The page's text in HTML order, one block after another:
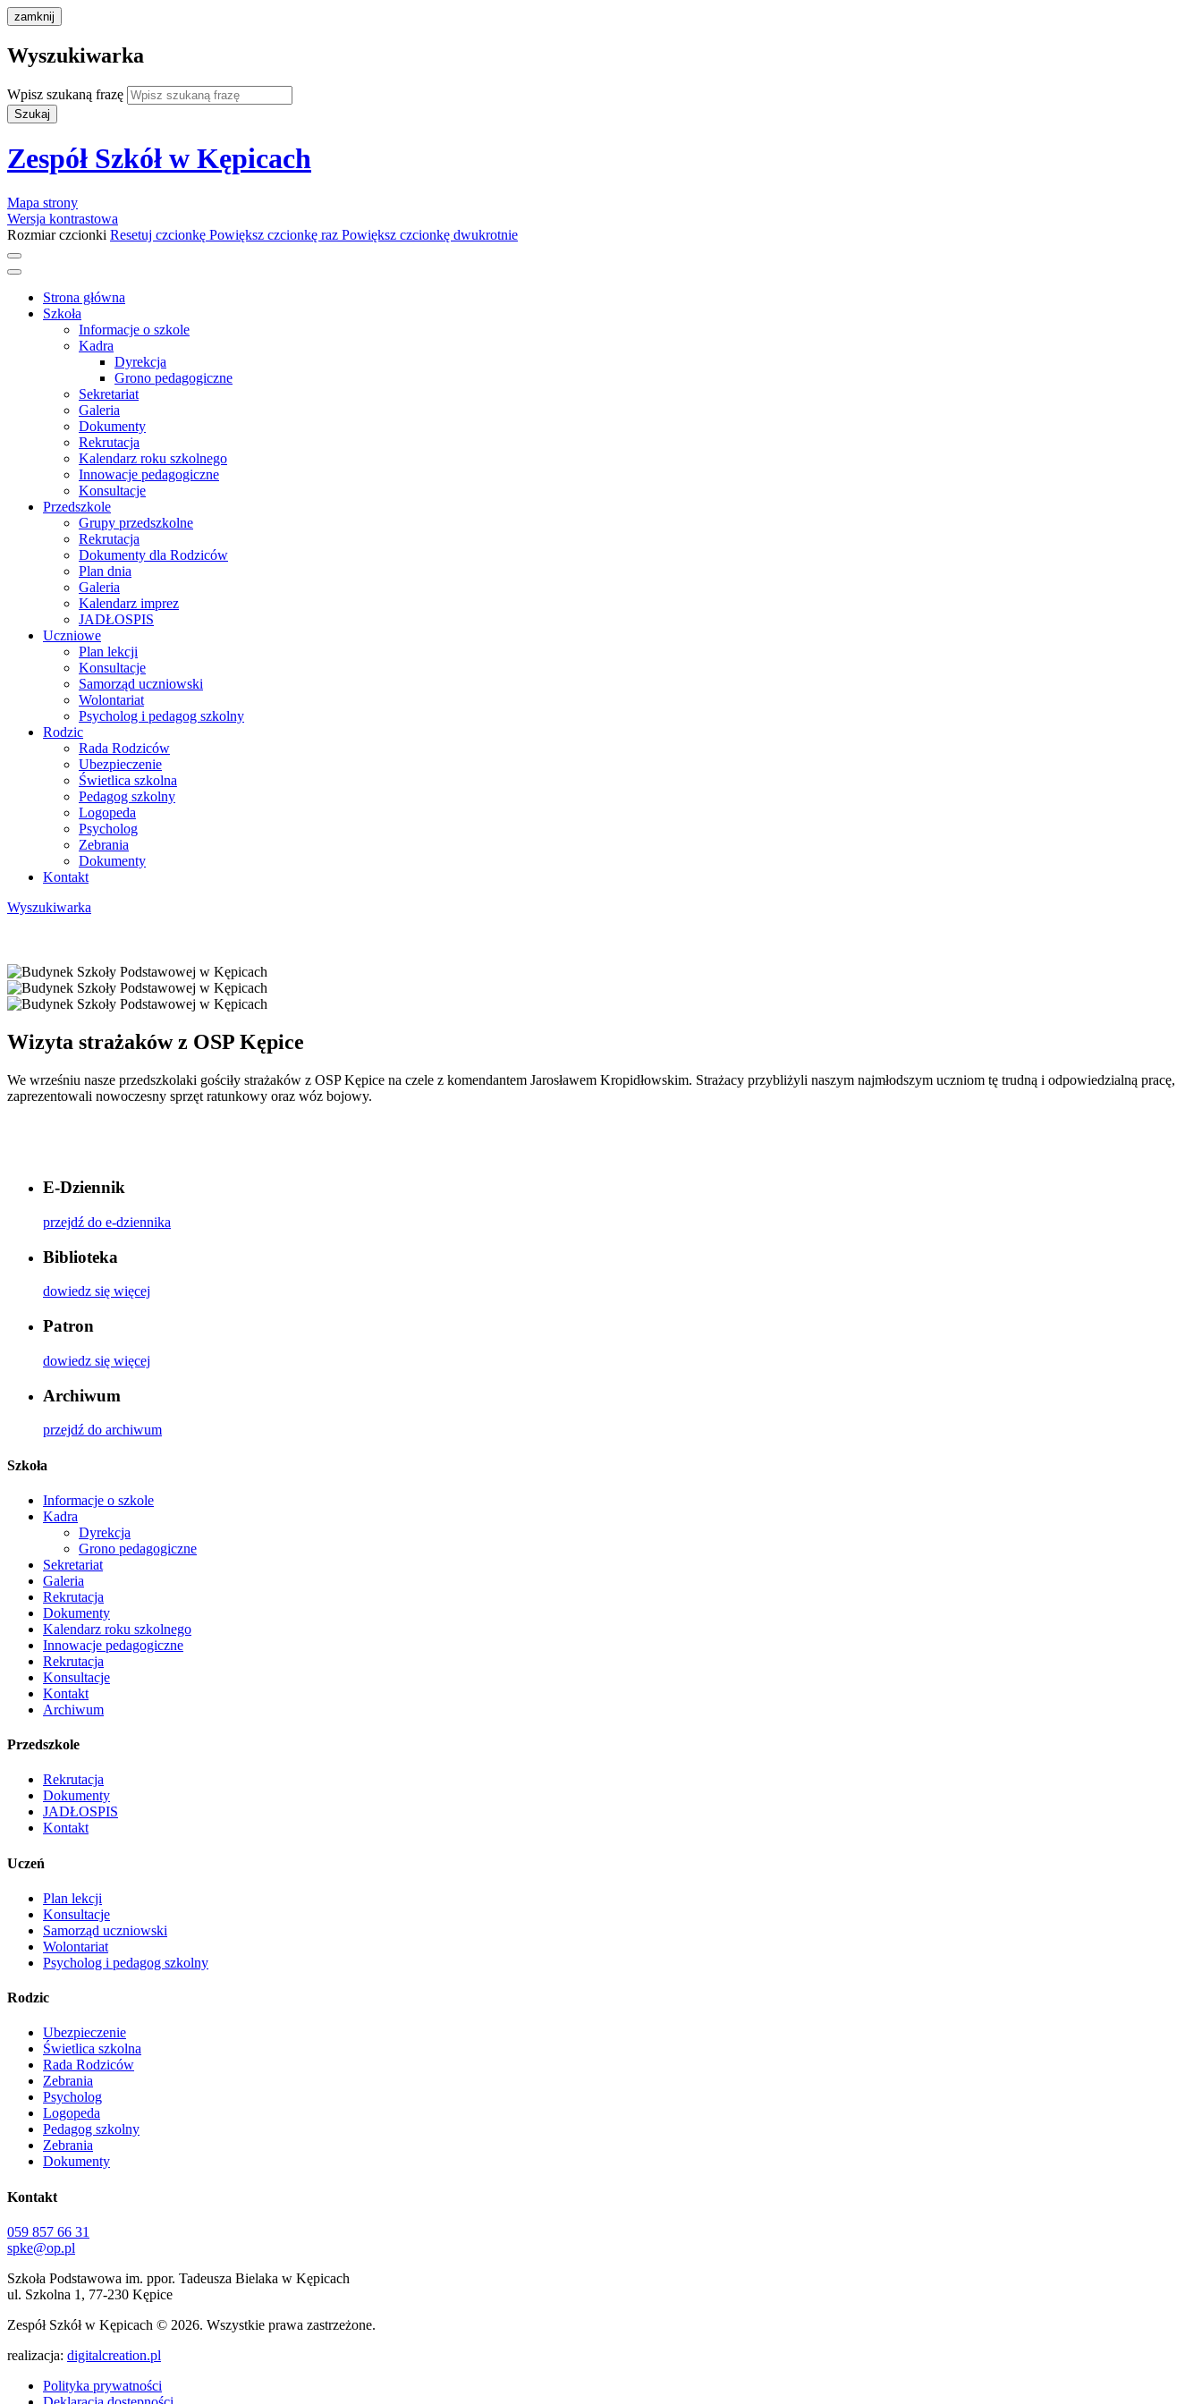
zamknij
Wyszukiwarka
Wpisz szukaną frazę
Szukaj
Zespół Szkół w Kępicach
Mapa strony
Wersja kontrastowa
Rozmiar czcionki Resetuj czcionkę Powiększ czcionkę raz Powiększ czcionkę dwukrotnie
Strona główna
Szkoła
Informacje o szkole
Kadra
Dyrekcja
Grono pedagogiczne
Sekretariat
Galeria
Dokumenty
Rekrutacja
Kalendarz roku szkolnego
Innowacje pedagogiczne
Konsultacje
Przedszkole
Grupy przedszkolne
Rekrutacja
Dokumenty dla Rodziców
Plan dnia
Galeria
Kalendarz imprez
JADŁOSPIS
Uczniowe
Plan lekcji
Konsultacje
Samorząd uczniowski
Wolontariat
Psycholog i pedagog szkolny
Rodzic
Rada Rodziców
Ubezpieczenie
Świetlica szkolna
Pedagog szkolny
Logopeda
Psycholog
Zebrania
Dokumenty
Kontakt
Wyszukiwarka
Wizyta strażaków z OSP Kępice
We wrześniu nasze przedszkolaki gościły strażaków z OSP Kępice na czele z komendantem Jarosławem Kropidłowskim. Strażacy przybliżyli naszym najmłodszym uczniom tę trudną i odpowiedzialną pracę,
zaprezentowali nowoczesny sprzęt ratunkowy oraz wóz bojowy.
E-Dziennik
przejdź do e-dziennika
Biblioteka
dowiedz się więcej
Patron
dowiedz się więcej
Archiwum
przejdź do archiwum
Szkoła
Informacje o szkole
Kadra
Dyrekcja
Grono pedagogiczne
Sekretariat
Galeria
Rekrutacja
Dokumenty
Kalendarz roku szkolnego
Innowacje pedagogiczne
Rekrutacja
Konsultacje
Kontakt
Archiwum
Przedszkole
Rekrutacja
Dokumenty
JADŁOSPIS
Kontakt
Uczeń
Plan lekcji
Konsultacje
Samorząd uczniowski
Wolontariat
Psycholog i pedagog szkolny
Rodzic
Ubezpieczenie
Świetlica szkolna
Rada Rodziców
Zebrania
Psycholog
Logopeda
Pedagog szkolny
Zebrania
Dokumenty
Kontakt
059 857 66 31
spke@op.pl
Szkoła Podstawowa im. ppor. Tadeusza Bielaka w Kępicach
ul. Szkolna 1, 77-230 Kępice
Zespół Szkół w Kępicach © 2026. Wszystkie prawa zastrzeżone.
realizacja: digitalcreation.pl
Polityka prywatności